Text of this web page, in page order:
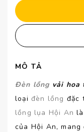
MÔ TẢ
Đèn lồng vải hoa
loại đèn lồng đặc
lồng lụa Hội An
của Hội An,